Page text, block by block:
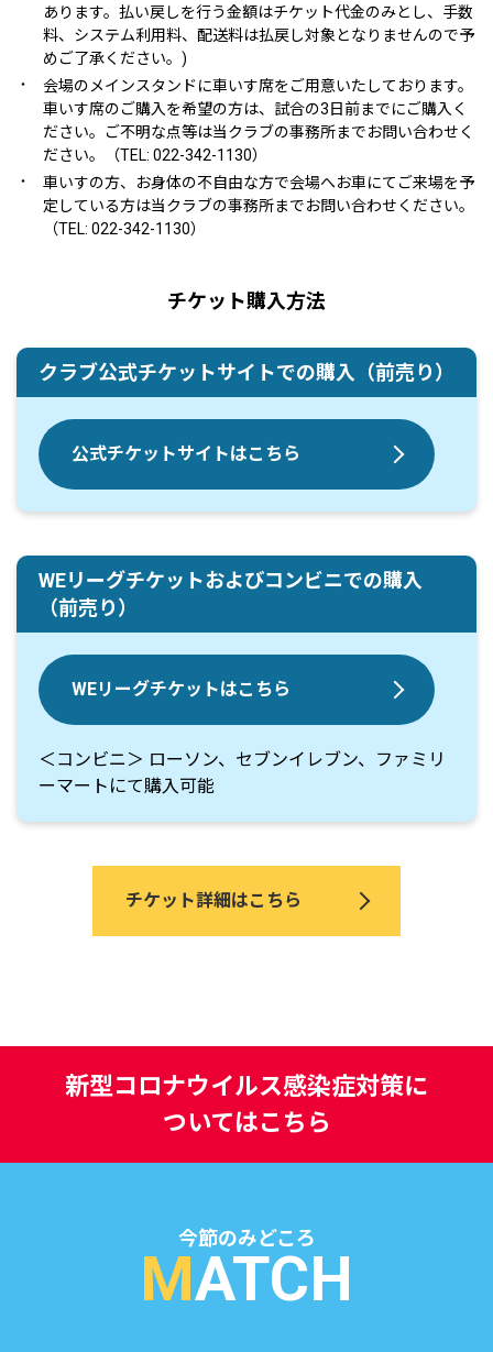
あります。払い戻しを行う金額はチケット代金のみとし、手数
料、システム利用料、配送料は払戻し対象となりませんので予
めご了承ください。)
・
会場のメインスタンドに車いす席をご用意いたしております。
車いす席のご購入を希望の方は、試合の3日前までにご購入く
ださい。ご不明な点等は当クラブの事務所までお問い合わせく
ださい。（TEL: 022-342-1130）
・
車いすの方、お身体の不自由な方で会場へお車にてご来場を予
定している方は当クラブの事務所までお問い合わせください。
（TEL: 022-342-1130）
チケット購入方法
クラブ公式チケットサイトでの購入（前売り）
公式チケットサイトはこちら
WEリーグチケットおよびコンビニでの購入
（前売り）
WEリーグチケットはこちら
＜コンビニ＞ ローソン、セブンイレブン、ファミリ
ーマートにて購入可能
チケット詳細はこちら
新型コロナウイルス感染症対策に
ついてはこちら
今節のみどころ
MATCH